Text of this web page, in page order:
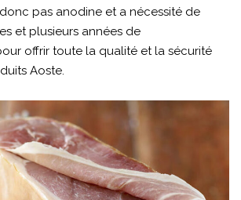
donc pas anodine et a nécessité de
et plusieurs années de
offrir toute la qualité et la sécurité
Aoste.